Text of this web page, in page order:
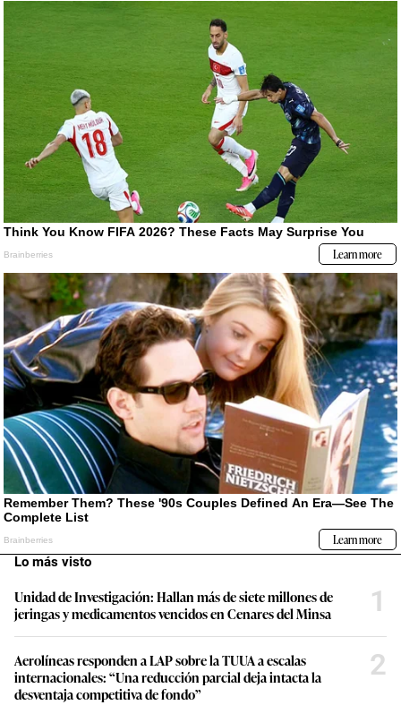
Lo más visto
Unidad de Investigación: Hallan más de siete millones de
jeringas y medicamentos vencidos en Cenares del Minsa
1
Aerolíneas responden a LAP sobre la TUUA a escalas
internacionales: “Una reducción parcial deja intacta la
desventaja competitiva de fondo”
2